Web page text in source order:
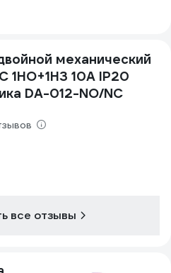
механический
1НО+1НЗ 10А IP20
DA-012-NO/NC
все отзывы